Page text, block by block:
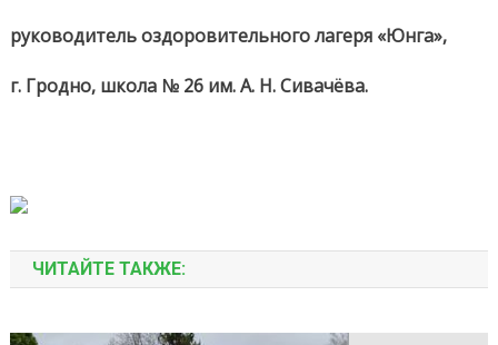
руководитель оздоровительного лагеря «Юнга»,
г. Гродно, школа № 26 им. А. Н. Сивачёва.
ЧИТАЙТЕ ТАКЖЕ: